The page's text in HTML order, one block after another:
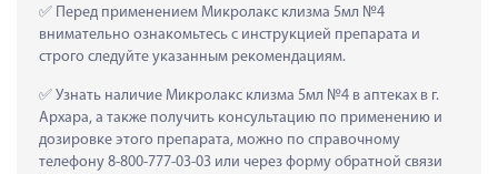
Перед применением Микролакс клизма 5мл №4
внимательно ознакомьтесь с инструкцией препарата и
строго следуйте указанным рекомендациям.
Узнать наличие Микролакс клизма 5мл №4 в аптеках в г.
Архара, а также получить консультацию по применению и
дозировке этого препарата, можно по справочному
телефону 8-800-777-03-03 или через форму обратной связи